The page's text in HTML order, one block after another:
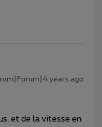
years ago
et de la vitesse en